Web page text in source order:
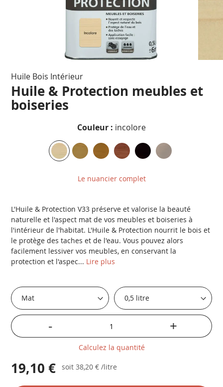
début
Huile Bois Intérieur
Huile & Protection meubles et
boiseries
Couleur : incolore
Le nuancier complet
L'Huile & Protection V33 préserve et valorise la beauté
naturelle et l'aspect mat de vos meubles et boiseries à
l'intérieur de l'habitat. L'Huile & Protection nourrit le bois et
le protège des taches et de l'eau. Vous pouvez alors
facilement lessiver vos meubles, en conservant la
protection et l'aspec... Lire plus
- +
Calculez la quantité
19,10 € soit 38,20 € /litre